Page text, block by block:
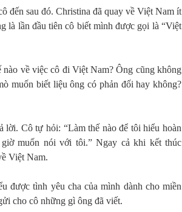
đến sau đó. Christina đã quay về Việt Nam ít
là lần đầu tiên cô biết mình được gọi là “Việt
về việc cô đi Việt Nam? Ông cũng không
muốn biết liệu ông có phản đối hay không?
lời. Cô tự hỏi: “Làm thế nào để tôi hiểu hoàn
muốn nói với tôi.” Ngay cả khi kết thúc
Việt Nam.
được tình yêu cha của mình dành cho miền
cho cô những gì ông đã viết.